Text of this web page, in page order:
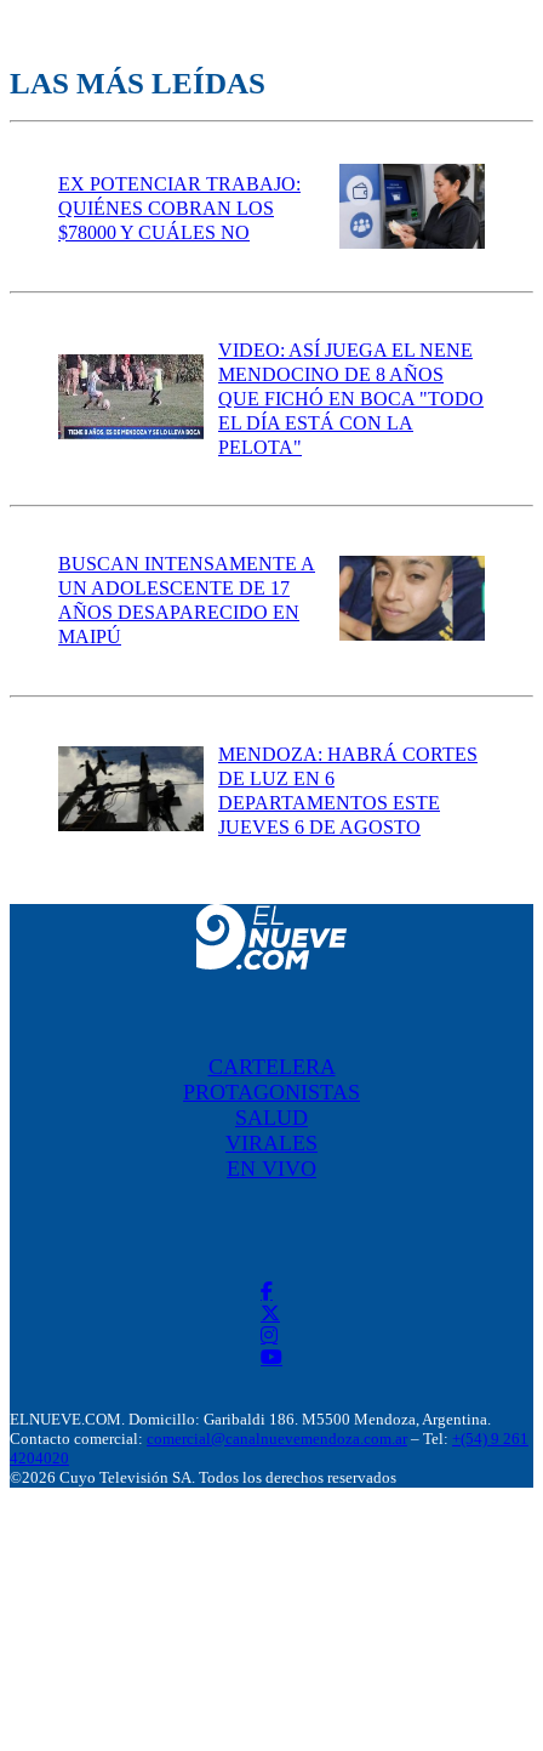
LAS MÁS LEÍDAS
EX POTENCIAR TRABAJO:
QUIÉNES COBRAN LOS
$78000 Y CUÁLES NO
VIDEO: ASÍ JUEGA EL NENE
MENDOCINO DE 8 AÑOS
QUE FICHÓ EN BOCA "TODO
EL DÍA ESTÁ CON LA
PELOTA"
BUSCAN INTENSAMENTE A
UN ADOLESCENTE DE 17
AÑOS DESAPARECIDO EN
MAIPÚ
MENDOZA: HABRÁ CORTES
DE LUZ EN 6
DEPARTAMENTOS ESTE
JUEVES 6 DE AGOSTO
CARTELERA
PROTAGONISTAS
SALUD
VIRALES
EN VIVO
ELNUEVE.COM. Domicillo: Garibaldi 186. M5500 Mendoza, Argentina.
Contacto comercial: comercial@canalnuevemendoza.com.ar – Tel: +(54) 9 261
4204020
©2026 Cuyo Televisión SA. Todos los derechos reservados